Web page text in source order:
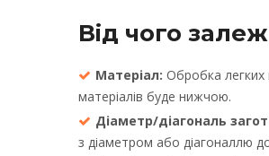
Від чого
Матеріал: Обробка легких
матеріалів буде нижчою.
Діаметр/діагональ
з діаметром або діагоналлю